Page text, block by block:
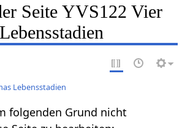
Seite YVS122 Vier
Lebensstadien
folgenden Grund nicht